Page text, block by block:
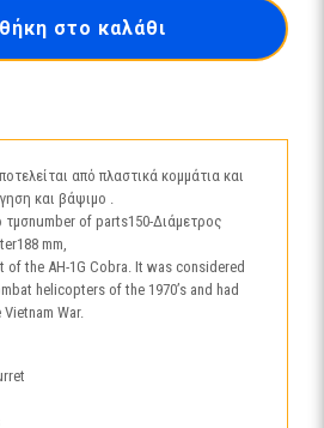
στο καλάθι
από πλαστικά κομμάτια και
και βάψιμο .
of parts150-Διάμετρος
mm,
the AH-1G Cobra. It was considered
helicopters of the 1970’s and had
War.